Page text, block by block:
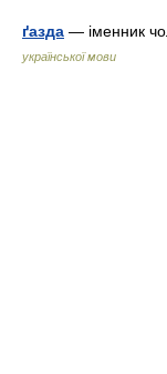
ґазда — іменник
української мови